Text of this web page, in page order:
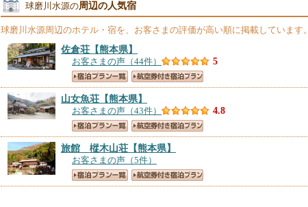
球磨川水源の周辺の人気宿
球磨川水源周辺のホテル・宿を、お客さまの評価が高い順に掲載しています。
佐倉荘 【熊本県】
お客さまの声（44件） 5
山女魚荘 【熊本県】
お客さまの声（43件） 4.8
旅館 樅木山荘 【熊本県】
お客さまの声（5件）